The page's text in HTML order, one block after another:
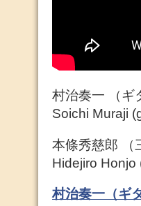
村治奏一 （ギ
Soichi Muraji
本條秀慈郎 （
Hidejiro Honjo
村治奏一（ギ